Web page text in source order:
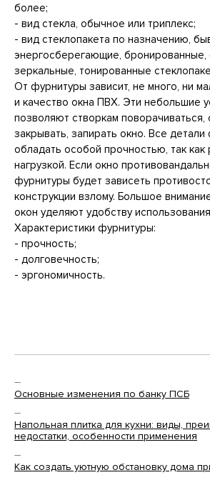
более;
- вид стекла, обычное или триплекс;
- вид стеклопакета по назначению,
энергосберегающие, бронированные,
зеркальные, тонированные
От фурнитуры зависит, не много, ни
и качество окна ПВХ. Эти небольшие
позволяют створкам поворачиваться,
закрывать, запирать окно. Все
обладать особой прочностью, так
нагрузкой. Если окно
фурнитуры будет зависеть
конструкции взлому. Большое
окон уделяют удобству
Характеристики фурнитуры:
- прочность;
- долговечность;
- эргономичность.
—
Основные изменения по банку ПСБ
—
Напольная плитка для кухни: виды,
недостатки, особенности применения
—
Как создать уютную обстановку дома